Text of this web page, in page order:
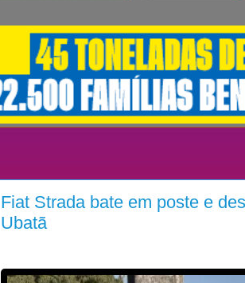
Fiat Strada bate em poste e
Ubatã